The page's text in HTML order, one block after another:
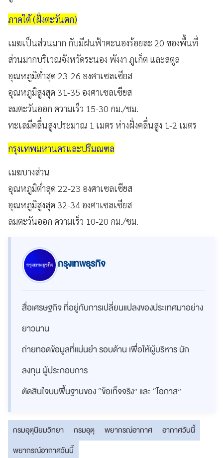
ภาคใต้ (ฝั่งตะวันตก)
เมฆเป็นส่วนมาก กับมีฝนฟ้าคะนองร้อยละ 20 ของพื้นที่
ส่วนมากบริเวณจังหวัดระนอง พังงา ภูเก็ต และสตูล
อุณหภูมิต่ำสุด 23-26 องศาเซลเซียส
อุณหภูมิสูงสุด 31-35 องศาเซลเซียส
ลมตะวันออก ความเร็ว 15-30 กม./ชม.
ทะเลมีคลื่นสูงประมาณ 1 เมตร ห่างฝั่งคลื่นสูง 1-2 เมตร
กรุงเทพมหานครและปริมณฑล
เมฆบางส่วน
อุณหภูมิต่ำสุด 22-23 องศาเซลเซียส
อุณหภูมิสูงสุด 32-34 องศาเซลเซียส
ลมตะวันออก ความเร็ว 10-20 กม./ชม.
กรุงเทพธุรกิจ
สื่อเศรษฐกิจ ที่อยู่กับการเปลี่ยนแปลงของประเทศมาอย่าง
ยาวนาน
ถ่ายทอดข้อมูลที่แม่นยำ รอบด้าน เพื่อให้ผู้บริหาร นัก
ลงทุน ผู้ประกอบการ
ตัดสินใจบนพื้นฐานของ “ข้อเท็จจริง” และ “โอกาส”
กรมอุตุนิยมวิทยา กรมอุตุ พยากรณ์อากาศ
อากาศวันนี้
พยากรณ์อากาศวันนี้